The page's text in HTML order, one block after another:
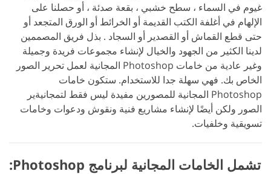
غيوم في السماء ، سطح خشبي ، بقعة صدئة ، أو حصلنا على
الإلهام في أغلفة الكتب القديمة أو الخرائط أو الورق المتجعد أو
حتى قطع القماش أو القصدير أو السجاد . بذل فريق المصممين
لدينا الكثير من الجهود والخيال لإنشاء مجموعات فريدة وجميلة
وغير عادية من خامات Photoshop المجانية لعمل تحرير الصور
الخاص بك. فهي سهلة جدا للاستخدام. ستكون خامات
Photoshop المجانية للمصورين مفيدة ليس فقط لتمجانيةير
الصور ولكن أيضًا لإنشاء مشاريع فنية ونقوش ودعوات وخامات
تسويقية وخلفيات.
تشمل الخامات المجانية لبرنامج Photoshop: